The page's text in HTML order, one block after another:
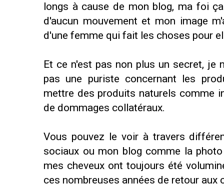
longs à cause de mon blog, ma foi
d'aucun mouvement et mon image
d'une femme qui fait les choses pour
Et ce n'est pas non plus un secret, je
pas une puriste concernant les
mettre des produits naturels comme
de dommages collatéraux.
Vous pouvez le voir à travers
sociaux ou mon blog comme la
mes cheveux ont toujours été
ces nombreuses années de retour aux